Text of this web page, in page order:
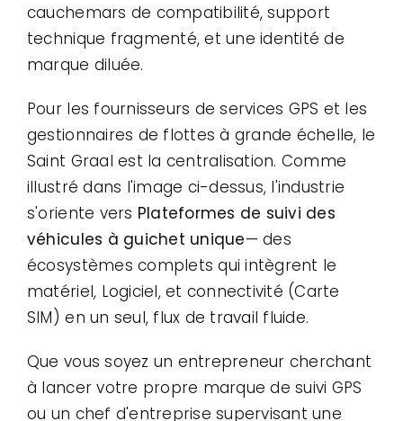
cauchemars de compatibilité, support
technique fragmenté, et une identité de
marque diluée.
Pour les fournisseurs de services GPS et les
gestionnaires de flottes à grande échelle, le
Saint Graal est la centralisation. Comme
illustré dans l'image ci-dessus, l'industrie
s'oriente vers Plateformes de suivi des
véhicules à guichet unique— des
écosystèmes complets qui intègrent le
matériel, Logiciel, et connectivité (Carte
SIM) en un seul, flux de travail fluide.
Que vous soyez un entrepreneur cherchant
à lancer votre propre marque de suivi GPS
ou un chef d'entreprise supervisant une